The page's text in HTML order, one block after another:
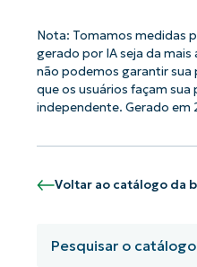
Nota: Tomamos medidas
gerado por IA seja da
não podemos garantir sua
que os usuários façam sua
independente. Gerado em
Voltar ao catálogo da
Comece a usar
orientadas
and
Business